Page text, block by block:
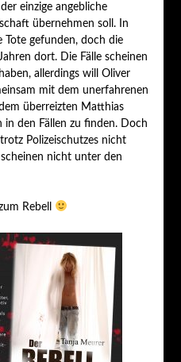
einzige angebliche
übernehmen soll. In
Tote gefunden, doch die
dort. Die Fälle scheinen
allerdings will Oliver
mit dem unerfahrenen
überreizten Matthias
in den Fällen zu finden. Doch
Polizeischutzes nicht
nicht unter den
Rebell